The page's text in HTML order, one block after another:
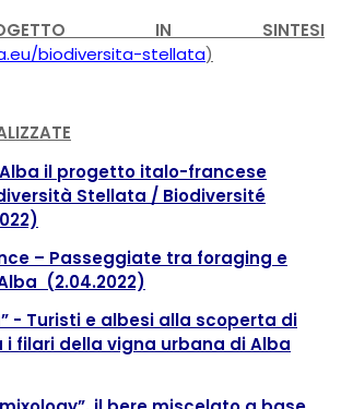
IN SINTESI
biodiversita-stellata)
il progetto italo-francese
Stellata / Biodiversité
– Passeggiate tra foraging e
(2.04.2022)
- Turisti e albesi alla scoperta di
filari della vigna urbana di Alba